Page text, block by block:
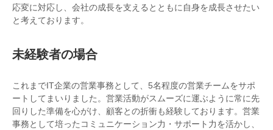
応変に対応し、会社の成長を支えるとともに自身を成長させたい
と考えております。
未経験者の場合
これまでIT企業の営業事務として、5名程度の営業チームをサポ
ートしてまいりました。営業活動がスムーズに運ぶように常に先
回りした準備を心がけ、顧客との折衝も経験しております。営業
事務として培ったコミュニケーション力・サポート力を活かし、